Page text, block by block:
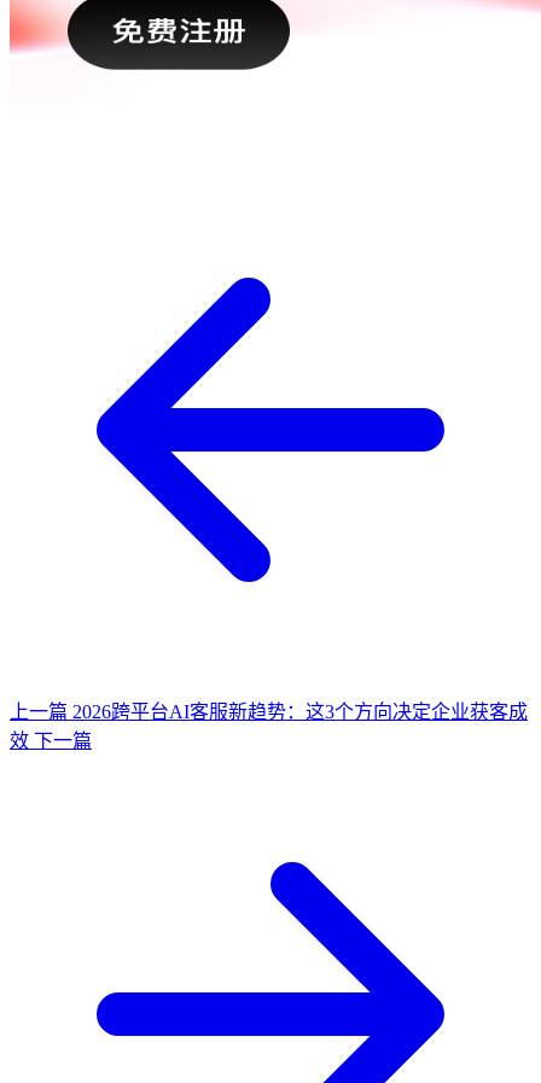
上一篇 2026跨平台AI客服新趋势：这3个方向决定企业获客成
效 下一篇